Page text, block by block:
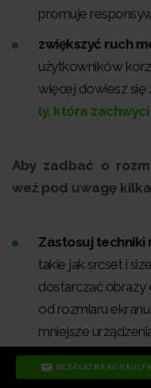
promuje
zwiększyć ruch
użytkowników
więcej dowiesz się
ly, która
Aby zadbać o
weź pod uwagę
Zastosuj techniki
takie jak srcset i
dostarczać obrazy
od rozmiaru
mniejsze
dużych obrazów
To zmniejsza
BEZPŁATNA